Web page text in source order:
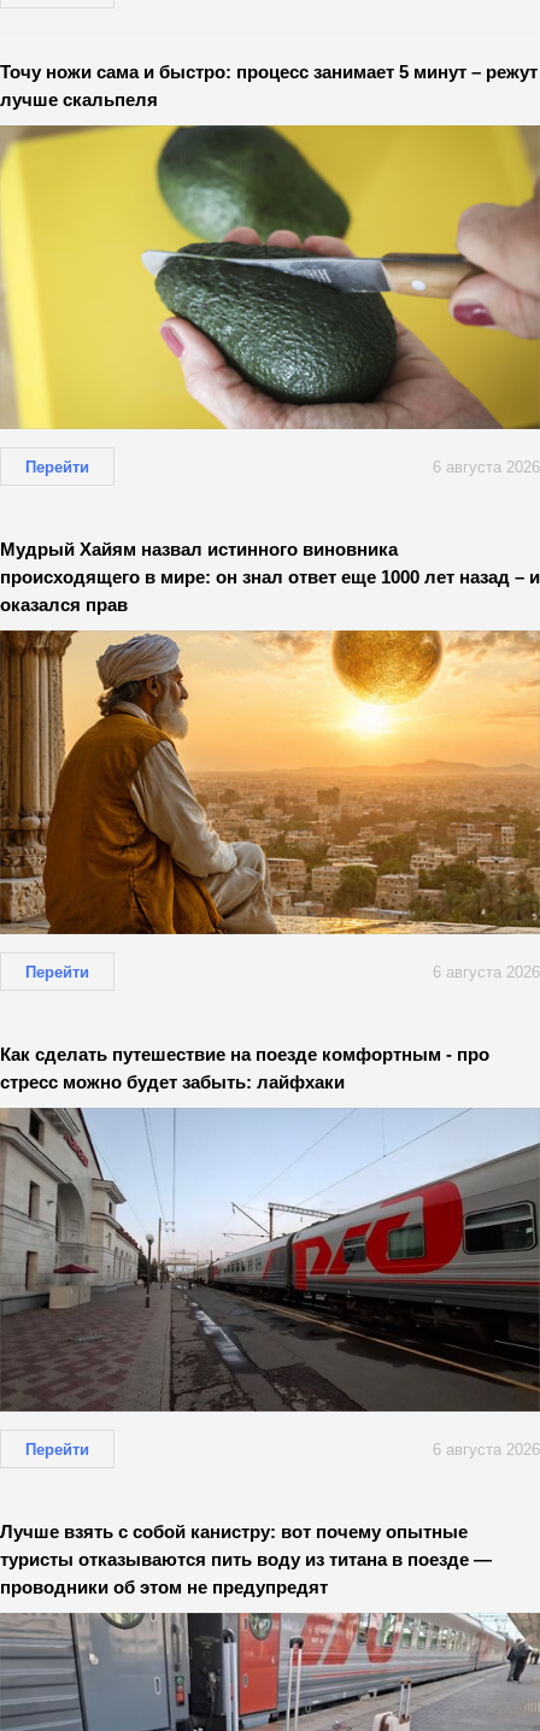
Точу ножи сама и быстро: процесс занимает 5 минут – режут
лучше скальпеля
Перейти 6 августа 2026
Мудрый Хайям назвал истинного виновника
происходящего в мире: он знал ответ еще 1000 лет назад – и
оказался прав
Перейти 6 августа 2026
Как сделать путешествие на поезде комфортным - про
стресс можно будет забыть: лайфхаки
Перейти 6 августа 2026
Лучше взять с собой канистру: вот почему опытные
туристы отказываются пить воду из титана в поезде —
проводники об этом не предупредят